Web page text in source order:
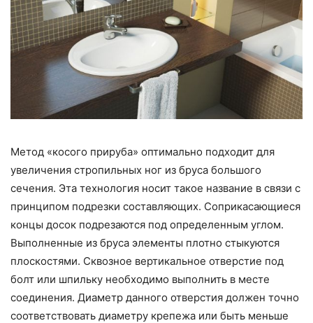
Метод «косого прируба» оптимально подходит для
увеличения стропильных ног из бруса большого
сечения. Эта технология носит такое название в связи с
принципом подрезки составляющих. Соприкасающиеся
концы досок подрезаются под определенным углом.
Выполненные из бруса элементы плотно стыкуются
плоскостями. Сквозное вертикальное отверстие под
болт или шпильку необходимо выполнить в месте
соединения. Диаметр данного отверстия должен точно
соответствовать диаметру крепежа или быть меньше